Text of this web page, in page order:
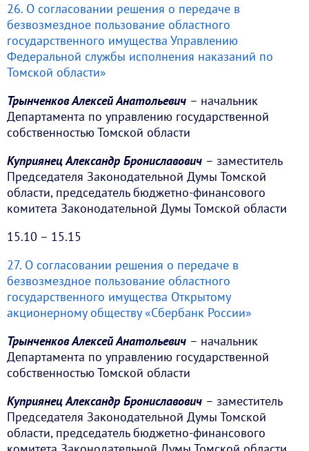
26. О согласовании решения о передаче в
безвозмездное пользование областного
государственного имущества Управлению
Федеральной службы исполнения наказаний по
Томской области»
Трынченков Алексей Анатольевич – начальник
Департамента по управлению государственной
собственностью Томской области
Куприянец Александр Брониславович – заместитель
Председателя Законодательной Думы Томской
области, председатель бюджетно-финансового
комитета Законодательной Думы Томской области
15.10 – 15.15
27. О согласовании решения о передаче в
безвозмездное пользование областного
государственного имущества Открытому
акционерному обществу «Сбербанк России»
Трынченков Алексей Анатольевич – начальник
Департамента по управлению государственной
собственностью Томской области
Куприянец Александр Брониславович – заместитель
Председателя Законодательной Думы Томской
области, председатель бюджетно-финансового